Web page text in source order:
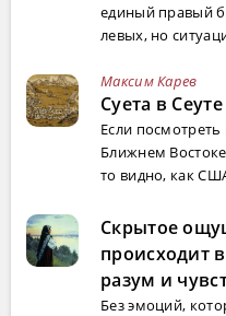
единый правый
левых, но
Максим Карев
Суета в Сеуте
Если
Ближнем
то видно, как
Скрытое
происходит
разум и
Без эмоций,